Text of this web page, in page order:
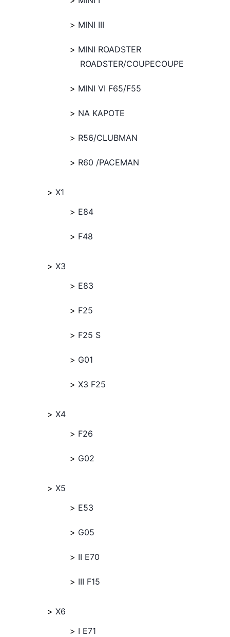
MINI III
MINI ROADSTER
ROADSTER/COUPECOUPE
MINI VI F65/F55
NA KAPOTE
R56/CLUBMAN
R60 /PACEMAN
X1
E84
F48
X3
E83
F25
F25 S
G01
X3 F25
X4
F26
G02
X5
E53
G05
II E70
III F15
X6
I E71